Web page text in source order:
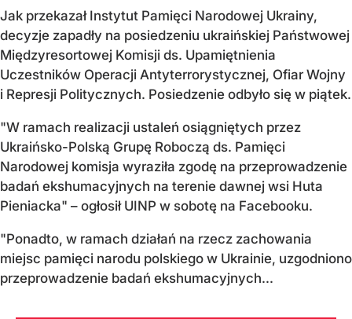
Jak przekazał Instytut Pamięci Narodowej Ukrainy,
decyzje zapadły na posiedzeniu ukraińskiej Państwowej
Międzyresortowej Komisji ds. Upamiętnienia
Uczestników Operacji Antyterrorystycznej, Ofiar Wojny
i Represji Politycznych. Posiedzenie odbyło się w piątek.
"W ramach realizacji ustaleń osiągniętych przez
Ukraińsko-Polską Grupę Roboczą ds. Pamięci
Narodowej komisja wyraziła zgodę na przeprowadzenie
badań ekshumacyjnych na terenie dawnej wsi Huta
Pieniacka" – ogłosił UINP w sobotę na Facebooku.
"Ponadto, w ramach działań na rzecz zachowania
miejsc pamięci narodu polskiego w Ukrainie, uzgodniono
przeprowadzenie badań ekshumacyjnych...